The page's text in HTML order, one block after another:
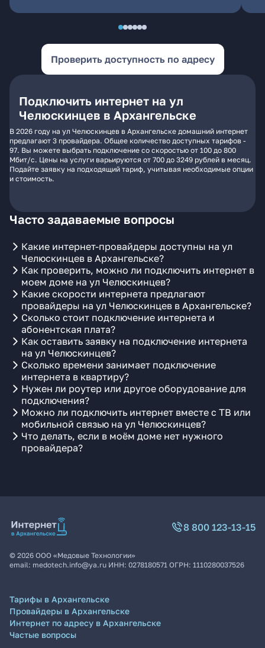
Проверить доступность по адресу
Подключить интернет на ул
Челюскинцев в Архангельске
В 2026 году на ул Челюскинцев в Архангельске домашний интернет
предлагают 3 провайдера. Общее количество доступных тарифов -
97. Вы можете выбрать подключение со скоростью от 100 до 800
Мбит/с. Цены на услуги варьируются от 700 до 3249 рублей в месяц.
Подайте заявку на подходящий тариф, учитывая необходимые опции
и стоимость.
Часто задаваемые вопросы
Какие интернет-провайдеры доступны на ул
Челюскинцев в Архангельске?
Как проверить, можно ли подключить интернет в
моем доме на ул Челюскинцев?
Какие скорости интернета предлагают
провайдеры на ул Челюскинцев в Архангельске?
Сколько стоит подключение интернета и
абонентская плата?
Как оставить заявку на подключение интернета
на ул Челюскинцев?
Сколько времени занимает подключение
интернета в квартиру?
Нужен ли роутер или другое оборудование для
подключения?
Можно ли подключить интернет вместе с ТВ или
мобильной связью на ул Челюскинцев?
Что делать, если в моём доме нет нужного
провайдера?
8 800 123-13-15
© 2026 ООО «Медовые Технологии»
email: medotech.info@ya.ru ИНН: 0278180571 ОГРН: 1110280037526
Тарифы в Архангельске
Провайдеры в Архангельске
Интернет по адресу в Архангельске
Частые вопросы